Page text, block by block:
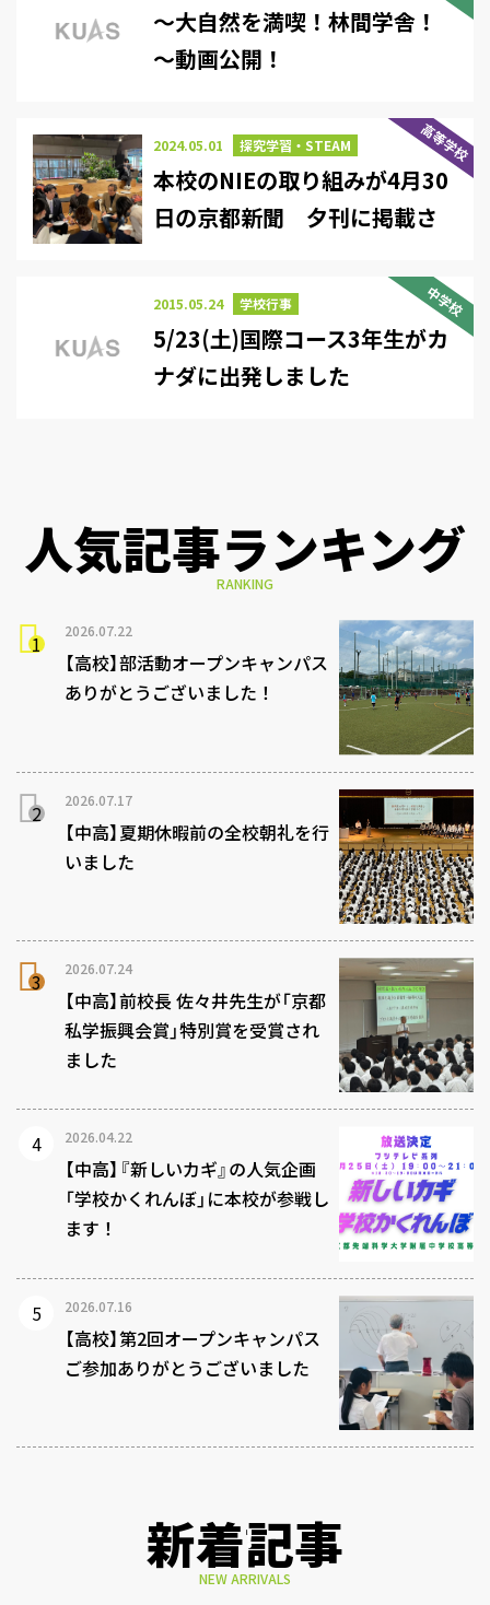
～大自然を満喫！林間学舎！
～動画公開！
高等学校
2024.05.01 探究学習・STEAM
本校のNIEの取り組みが4月30
日の京都新聞 夕刊に掲載さ
中学校
2015.05.24 学校行事
5/23(土)国際コース3年生がカ
ナダに出発しました
人気記事ランキング
RANKING
2026.07.22
【高校】部活動オープンキャンパス
ありがとうございました！
2026.07.17
【中高】夏期休暇前の全校朝礼を行
いました
2026.07.24
【中高】前校長 佐々井先生が「京都
私学振興会賞」特別賞を受賞され
ました
2026.04.22
【中高】『新しいカギ』の人気企画
「学校かくれんぼ」に本校が参戦し
ます！
2026.07.16
【高校】第2回オープンキャンパス
ご参加ありがとうございました
新着記事
NEW ARRIVALS